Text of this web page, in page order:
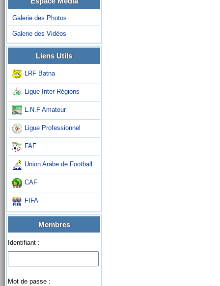
Galerie des Photos
Galerie des Vidéos
Liens Utils
LRF Batna
Ligue Inter-Régions
L.N.F Amateur
Ligue Professionnel
FAF
Union Arabe de Football
CAF
FIFA
Membres
Identifiant :
Mot de passe :